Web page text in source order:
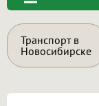
Транспорт в
Новосибирске